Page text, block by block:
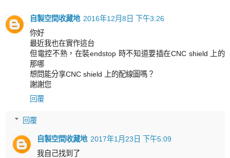
自製空間收藏地 2016年12月8日 下午3:26
你好
最近我也在實作這台
但電控不熟，在裝endstop 時不知道要插在CNC shield 上的
那哪
想問能分享CNC shield 上的配線圖嗎？
謝謝您
回覆
回覆
自製空間收藏地 2017年1月23日 下午5:09
我自己找到了